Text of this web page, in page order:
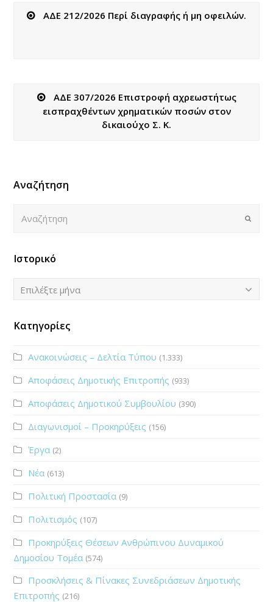
ΑΔΕ 212/2026 Περί διαγραφής ή μη οφειλών.
ΑΔΕ 307/2026 Επιστροφή αχρεωστήτως
εισπραχθέντων χρηματικών ποσών στον
δικαιούχο Σ. Κ.
Αναζήτηση
Submit
Ιστορικό
Ιστορικό
Επιλέξτε μήνα
Κατηγορίες
Ανακοινώσεις – Δελτία Τύπου (1.333)
Αποφάσεις Δημοτικής Επιτροπής (933)
Αποφάσεις Δημοτικού Συμβουλίου (390)
Διαγωνισμοί – Προκηρύξεις (156)
Έργα (2)
Νέα (613)
Πολιτική Προστασία (9)
Πολιτισμός (107)
Προκηρύξεις Θέσεων Ανθρώπινου Δυναμικού
Δημοσίου Τομέα (574)
Προσκλήσεις & Πίνακες Συνεδριάσεων Δημοτικής
Επιτροπής (216)